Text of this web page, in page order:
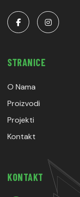
STRANICE
O Nama
Proizvodi
Projekti
Kontakt
KONTAKT